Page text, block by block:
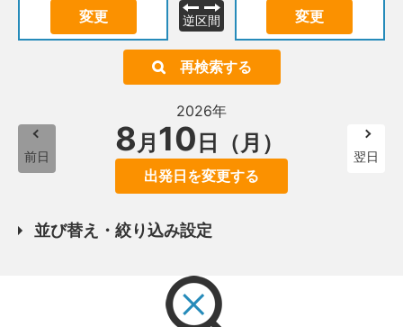
変更 逆区間 変更
再検索する
前日
2026年
8月 10 日（月）
出発日を変更する
翌日
並び替え・絞り込み設定